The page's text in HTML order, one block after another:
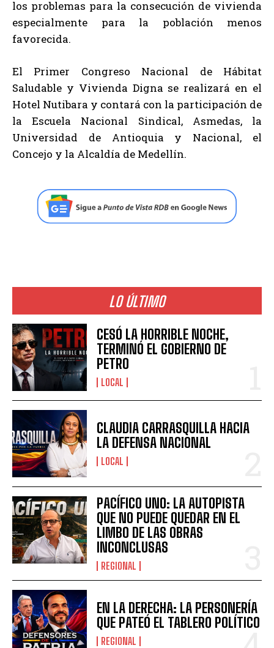
los problemas para la consecución de vivienda
especialmente para la población menos
favorecida.
El Primer Congreso Nacional de Hábitat
Saludable y Vivienda Digna se realizará en el
Hotel Nutibara y contará con la participación de
la Escuela Nacional Sindical, Asmedas, la
Universidad de Antioquia y Nacional, el
Concejo y la Alcaldía de Medellín.
LO ÚLTIMO
CESÓ LA HORRIBLE NOCHE,
TERMINÓ EL GOBIERNO DE
PETRO
LOCAL
CLAUDIA CARRASQUILLA HACIA
LA DEFENSA NACIONAL
LOCAL
PACÍFICO UNO: LA AUTOPISTA
QUE NO PUEDE QUEDAR EN EL
LIMBO DE LAS OBRAS
INCONCLUSAS
REGIONAL
EN LA DERECHA: LA PERSONERÍA
QUE PATEÓ EL TABLERO POLÍTICO
REGIONAL